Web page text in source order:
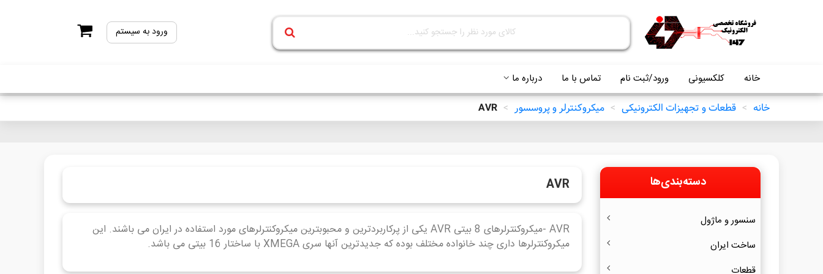
ورود به سیستم
خانه کلکسیونی ورود/ثبت نام تماس با ما درباره ما
خانه > قطعات و تجهیزات الکترونیکی > میکروکنترلر و پروسسور >
AVR
دسته‌بندی‌ها
سنسور و ماژول
ساخت ایران
قطعات
AVR
AVR -میکروکنترلرهای 8 بیتی AVR یکی از پرکاربردترین و محبوبترین میکروکنترلرهای مورد استفاده در ایران می باشند. این
میکروکنترلرها داری چند خانواده مختلف بوده که جدیدترین آنها سری XMEGA با ساختار 16 بیتی می باشد.